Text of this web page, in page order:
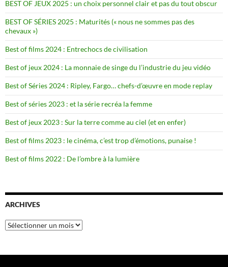
BEST OF JEUX 2025 : un choix personnel clair et pas du tout obscur
BEST OF SÉRIES 2025 : Maturités (« nous ne sommes pas des
chevaux »)
Best of films 2024 : Entrechocs de civilisation
Best of jeux 2024 : La monnaie de singe du l’industrie du jeu vidéo
Best of Séries 2024 : Ripley, Fargo… chefs-d’œuvre en mode replay
Best of séries 2023 : et la série recréa la femme
Best of jeux 2023 : Sur la terre comme au ciel (et en enfer)
Best of films 2023 : le cinéma, c’est trop d’émotions, punaise !
Best of films 2022 : De l’ombre à la lumière
ARCHIVES
Archives